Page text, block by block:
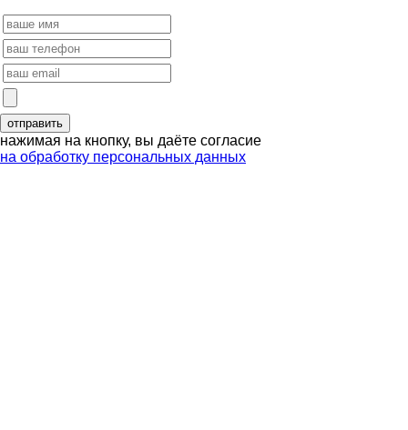
нажимая на кнопку, вы даёте согласие
на обработку персональных данных